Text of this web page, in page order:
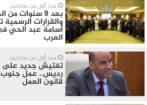
منذ أقل من ساعتين
بعد 9 سنوات
والقرارات
أسامة عبد الحي في
العرب
منذ أقل من ساعتين
تفتيش جديد على
رديس.. عمل جنوب
قانون العمل